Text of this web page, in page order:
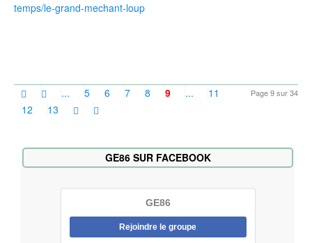
temps/le-grand-mechant-loup
Page 9 sur 34
... 5 6 7 8 9 ...
11
12
13
GE86 SUR FACEBOOK
GE86
Rejoindre le groupe